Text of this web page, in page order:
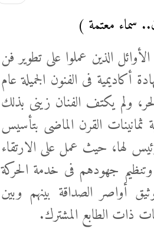
سماء معتمة )
الذين عملوا على تطوير فن
فى الفنون الجميلة عام
ولم يكتف الفنان زينى بذلك
القرن الماضى بتأسيس
رئيس لها، حيث عمل على الارتقاء
جهودهم فى خدمة الحركة
أواصر الصداقة بينهم وبين
ذات الطابع المشترك.